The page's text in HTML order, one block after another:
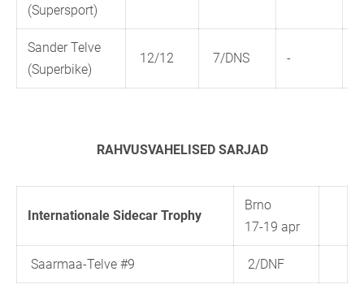
(Supersport)
Sander Telve
(Superbike)
12/12 7/DNS -
RAHVUSVAHELISED SARJAD
Internationale Sidecar Trophy
Brno
17-19 apr
Saarmaa-Telve #9 2/DNF